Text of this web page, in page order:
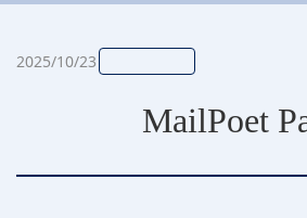
2025/10/23
MailPoet